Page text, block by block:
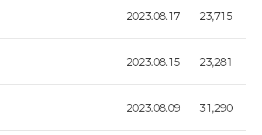
2023.08.17 23,715
2023.08.15 23,281
2023.08.09 31,290